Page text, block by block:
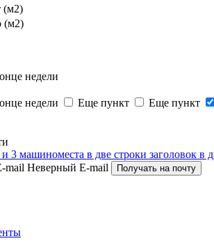
(м2)
(м2)
недели
недели Еще пункт Еще пункт
3 машиноместа в две строки заголовок в
mail Неверный E-mail